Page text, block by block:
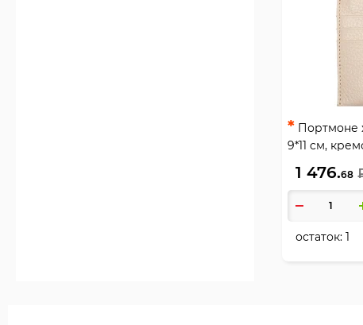
*Портмоне
9*11 см,
1 476.68
остаток: 1